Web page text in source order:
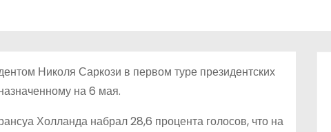
Николя Саркози в первом туре президентских
на 6 мая.
Холланда набрал 28,6 процента голосов, что на